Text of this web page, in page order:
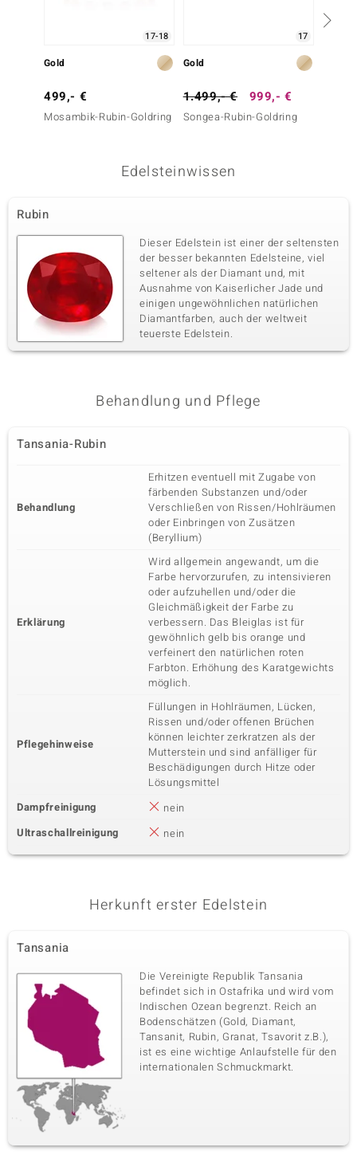
17-18
Gold
499,- €
Mosambik-Rubin-Goldring
17
Gold
1.499,- € 999,- €
Songea-Rubin-Goldring
Edelsteinwissen
Rubin
Dieser Edelstein ist einer der seltensten
der besser bekannten Edelsteine, viel
seltener als der Diamant und, mit
Ausnahme von Kaiserlicher Jade und
einigen ungewöhnlichen natürlichen
Diamantfarben, auch der weltweit
teuerste Edelstein.
Behandlung und Pflege
Tansania-Rubin
Behandlung
Erhitzen eventuell mit Zugabe von
färbenden Substanzen und/oder
Verschließen von Rissen/Hohlräumen
oder Einbringen von Zusätzen
(Beryllium)
Erklärung
Wird allgemein angewandt, um die
Farbe hervorzurufen, zu intensivieren
oder aufzuhellen und/oder die
Gleichmäßigkeit der Farbe zu
verbessern. Das Bleiglas ist für
gewöhnlich gelb bis orange und
verfeinert den natürlichen roten
Farbton. Erhöhung des Karatgewichts
möglich.
Pflegehinweise
Füllungen in Hohlräumen, Lücken,
Rissen und/oder offenen Brüchen
können leichter zerkratzen als der
Mutterstein und sind anfälliger für
Beschädigungen durch Hitze oder
Lösungsmittel
Dampfreinigung
nein
Ultraschallreinigung
nein
Herkunft erster Edelstein
Tansania
Die Vereinigte Republik Tansania
befindet sich in Ostafrika und wird vom
Indischen Ozean begrenzt. Reich an
Bodenschätzen (Gold, Diamant,
Tansanit, Rubin, Granat, Tsavorit z.B.),
ist es eine wichtige Anlaufstelle für den
internationalen Schmuckmarkt.